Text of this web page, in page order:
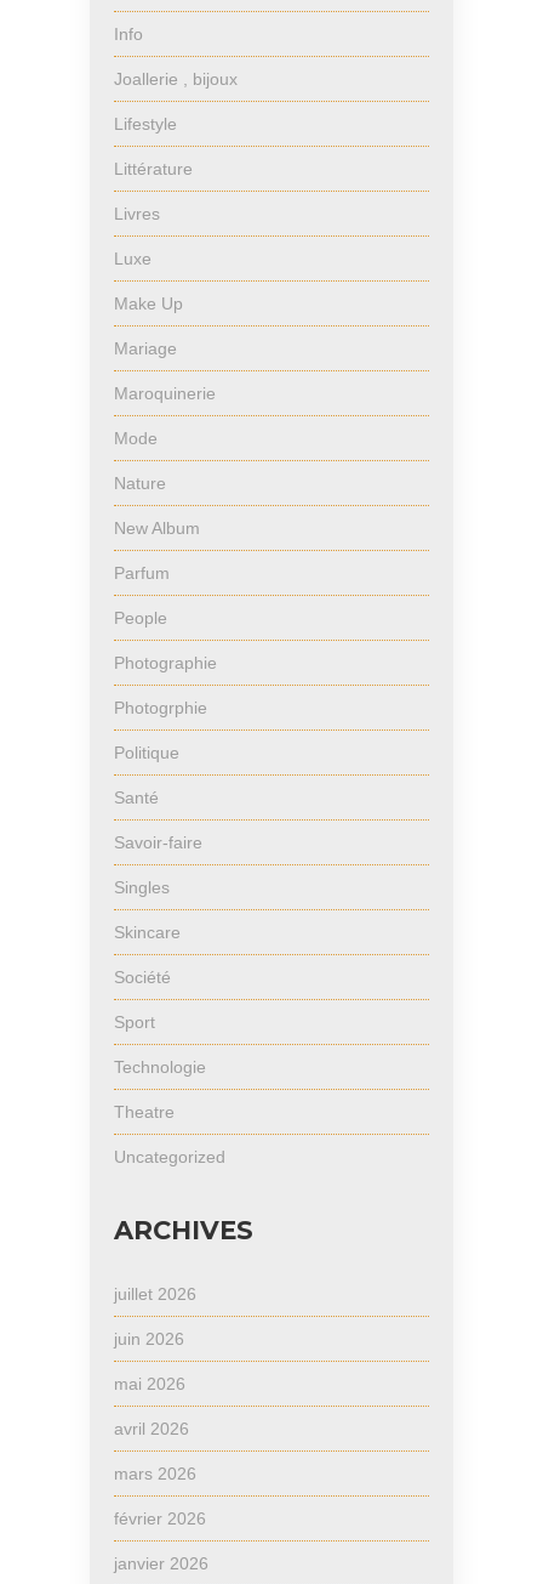
Info
Joallerie , bijoux
Lifestyle
Littérature
Livres
Luxe
Make Up
Mariage
Maroquinerie
Mode
Nature
New Album
Parfum
People
Photographie
Photogrphie
Politique
Santé
Savoir-faire
Singles
Skincare
Société
Sport
Technologie
Theatre
Uncategorized
ARCHIVES
juillet 2026
juin 2026
mai 2026
avril 2026
mars 2026
février 2026
janvier 2026